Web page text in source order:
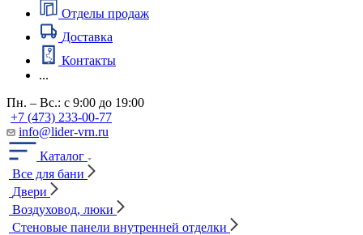
Отделы продаж
Доставка
Контакты
...
Пн. – Вс.: с 9:00 до 19:00
+7 (473) 233-00-77
info@lider-vrn.ru
Каталог
Все для бани
Двери
Воздуховод, люки
Стеновые панели внутренней отделки